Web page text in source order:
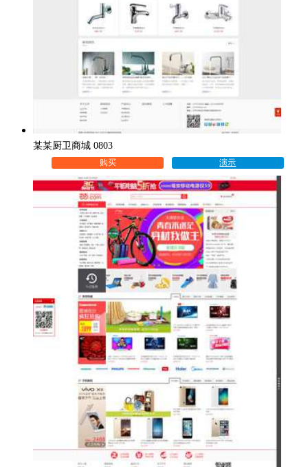
某某厨卫商城 0803
购买 演示